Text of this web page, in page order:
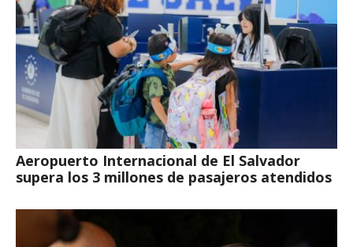
Aeropuerto Internacional de El Salvador
supera los 3 millones de pasajeros atendidos